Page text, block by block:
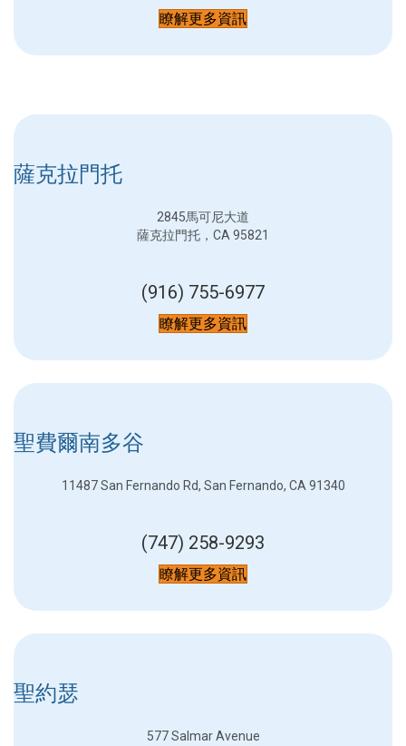
瞭解更多資訊
薩克拉門托
2845馬可尼大道
薩克拉門托，CA 95821
(916) 755-6977
瞭解更多資訊
聖費爾南多谷
11487 San Fernando Rd, San Fernando, CA 91340
(747) 258-9293
瞭解更多資訊
聖約瑟
577 Salmar Avenue